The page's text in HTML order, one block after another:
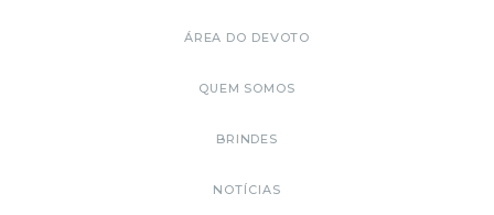
ÁREA DO DEVOTO
QUEM SOMOS
BRINDES
NOTÍCIAS